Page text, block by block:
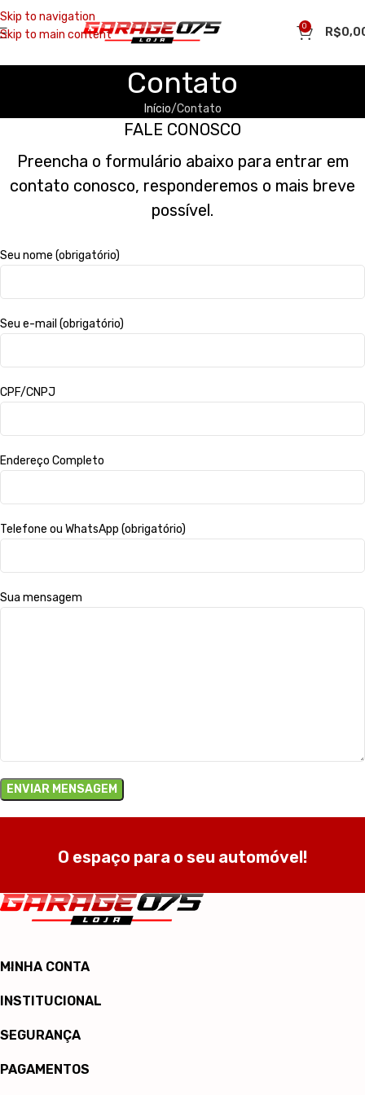
Skip to navigation
Skip to main content
0 R$
Contato
Início Contato
FALE CONOSCO
Preencha o formulário abaixo para entrar em
contato conosco, responderemos o mais breve
possível.
Seu nome (obrigatório)
Seu e-mail (obrigatório)
CPF/CNPJ
Endereço Completo
Telefone ou WhatsApp (obrigatório)
Sua mensagem
O espaço para o seu automóvel!
MINHA CONTA
INSTITUCIONAL
SEGURANÇA
PAGAMENTOS